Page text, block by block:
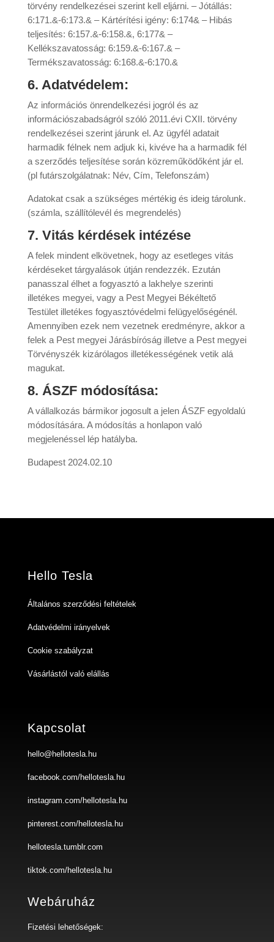
törvény rendelkezései szerint kell eljárni. – Jótállás:
6:171.&-6:173.& – Kártérítési igény: 6:174& – Hibás
teljesítés: 6:157.&-6:158.&, 6:177& –
Kellékszavatosság: 6:159.&-6:167.& –
Termékszavatosság: 6:168.&-6:170.&
6. Adatvédelem:
Az információs önrendelkezési jogról és az
információszabadságról szóló 2011.évi CXII. törvény
rendelkezései szerint járunk el. Az ügyfél adatait
harmadik félnek nem adjuk ki, kivéve ha a harmadik fél
a szerződés teljesítése során közreműködőként jár el.
(pl futárszolgálatnak: Név, Cím, Telefonszám)
Adatokat csak a szükséges mértékig és ideig tárolunk.
(számla, szállítólevél és megrendelés)
7. Vitás kérdések intézése
A felek mindent elkövetnek, hogy az esetleges vitás
kérdéseket tárgyalások útján rendezzék. Ezután
panasszal élhet a fogyasztó a lakhelye szerinti
illetékes megyei, vagy a Pest Megyei Békéltető
Testület illetékes fogyasztóvédelmi felügyelőségénél.
Amennyiben ezek nem vezetnek eredményre, akkor a
felek a Pest megyei Járásbíróság illetve a Pest megyei
Törvényszék kizárólagos illetékességének vetik alá
magukat.
8. ÁSZF módosítása:
A vállalkozás bármikor jogosult a jelen ÁSZF egyoldalú
módosítására. A módosítás a honlapon való
megjelenéssel lép hatályba.
Budapest 2024.02.10
Hello Tesla
Általános szerződési feltételek
Adatvédelmi irányelvek
Cookie szabályzat
Vásárlástól való elállás
Kapcsolat
hello@hellotesla.hu
facebook.com/hellotesla.hu
instagram.com/hellotesla.hu
pinterest.com/hellotesla.hu
hellotesla.tumblr.com
tiktok.com/hellotesla.hu
Webáruház
Fizetési lehetőségek: